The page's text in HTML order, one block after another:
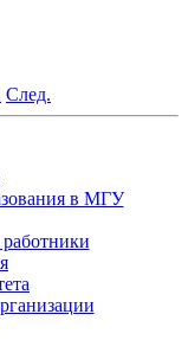
След.
в МГУ